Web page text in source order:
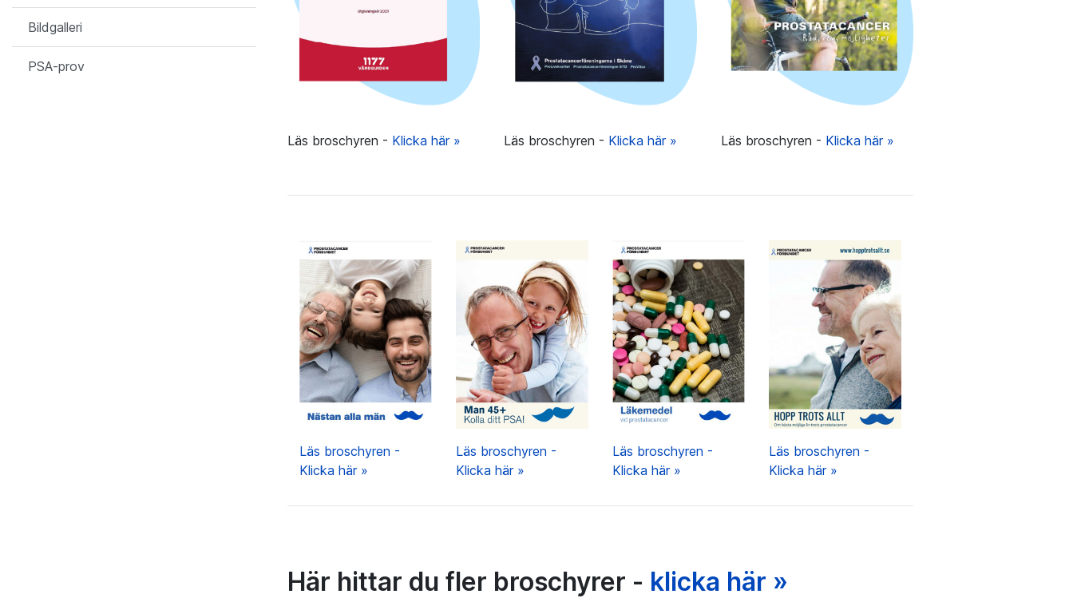
Bildgalleri
PSA-prov
Läs broschyren - Klicka här » Läs broschyren - Klicka här » Läs broschyren - Klicka här »
Läs broschyren -
Klicka här »
Läs broschyren -
Klicka här »
Läs broschyren -
Klicka här »
Läs broschyren -
Klicka här »
Här hittar du fler broschyrer - klicka här »